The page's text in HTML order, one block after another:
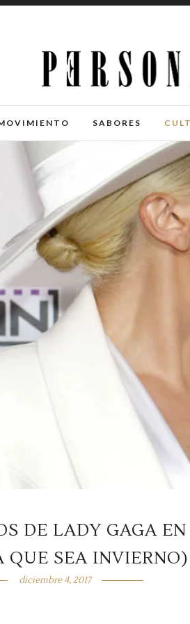
SABORES
DE LADY GAGA
QUE SEA INVIERNO)
diciembre 4, 2017